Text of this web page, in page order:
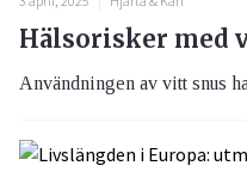
Hälsorisker med
Användningen av vitt snus